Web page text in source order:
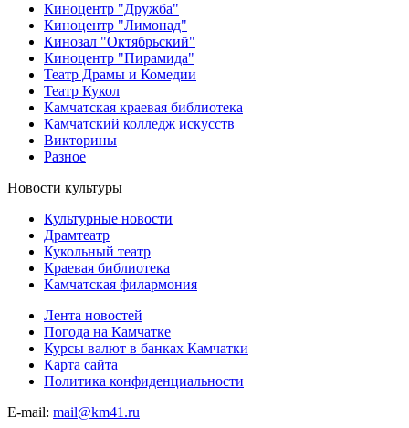
Киноцентр "Дружба"
Киноцентр "Лимонад"
Кинозал "Октябрьский"
Киноцентр "Пирамида"
Театр Драмы и Комедии
Театр Кукол
Камчатская краевая библиотека
Камчатский колледж искусств
Викторины
Разное
Новости культуры
Культурные новости
Драмтеатр
Кукольный театр
Краевая библиотека
Камчатская филармония
Лента новостей
Погода на Камчатке
Курсы валют в банках Камчатки
Карта сайта
Политика конфиденциальности
E-mail: mail@km41.ru